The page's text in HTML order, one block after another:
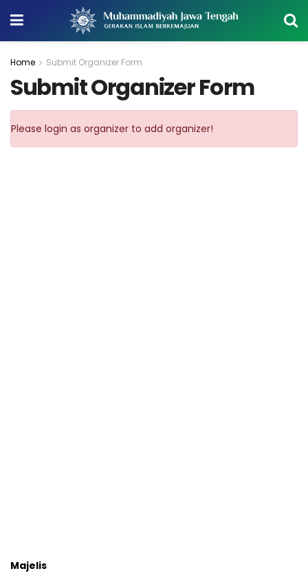
Home Submit Organizer Form
Submit Organizer Form
Please login as organizer to add organizer!
Majelis